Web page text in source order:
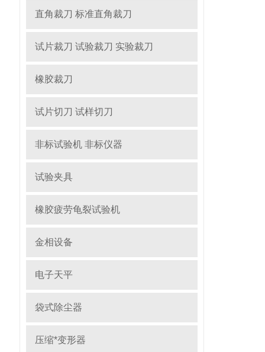
直角裁刀 标准直角裁刀
试片裁刀 试验裁刀 实验裁刀
橡胶裁刀
试片切刀 试样切刀
非标试验机 非标仪器
试验夹具
橡胶疲劳龟裂试验机
金相设备
电子天平
袋式除尘器
压缩*变形器